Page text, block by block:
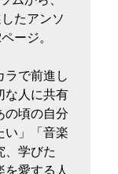
たアンソ
ージ。
ラで前進し
な人に共有
の頃の自分
い」「音楽
、学びた
愛する人